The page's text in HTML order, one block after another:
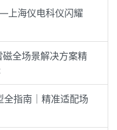
上海仪电科仪闪耀
全场景解决方案精
指南｜精准适配场